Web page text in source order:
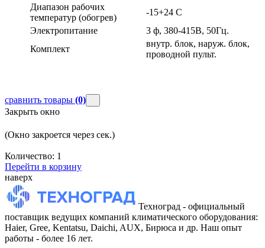
Диапазон рабочих
температур (обогрев)
-15+24 С
Электропитание
3 ф, 380-415В, 50Гц.
Комплект
внутр. блок, наруж. блок,
проводной пульт.
сравнить товары (0)
Закрыть окно
(Окно закроется через сек.)
Количество: 1
Перейти в корзину
наверх
Техноград - официальный
поставщик ведущих компаний климатического оборудования:
Haier, Gree, Kentatsu, Daichi, AUX, Бирюса и др. Наш опыт
работы - более 16 лет.